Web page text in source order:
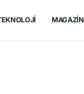
MAGAZIN